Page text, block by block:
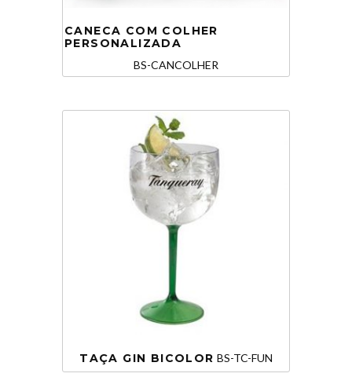
CANECA COM COLHER
PERSONALIZADA
BS-CANCOLHER
TAÇA GIN BICOLOR BS-TC-FUN